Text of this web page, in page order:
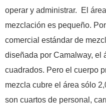
operar y administrar. El
mezclación es pequeño.
comercial estándar de
diseñada por Camalway, el
cuadrados. Pero el cuerpo
mezcla cubre el área sólo
son cuartos de personal,